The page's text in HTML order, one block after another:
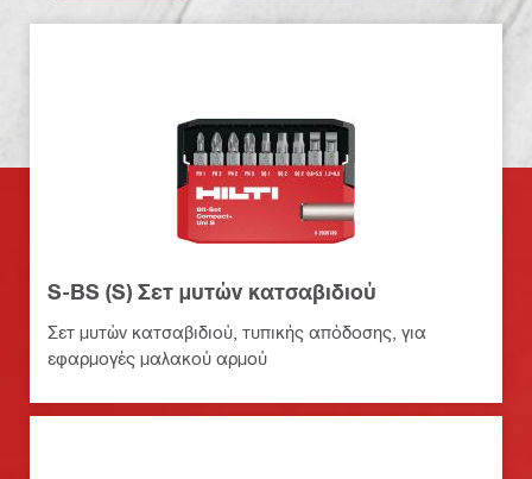
S-BS (S) Σετ μυτών κατσαβιδιού
Σετ μυτών κατσαβιδιού, τυπικής απόδοσης, για
εφαρμογές μαλακού αρμού